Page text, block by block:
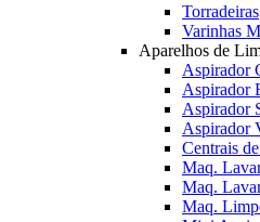
Torradeiras
Varinhas
Aparelhos de
Aspirador
Aspirador
Aspirador
Aspirador
Centrais
Maq.
Maq.
Maq.